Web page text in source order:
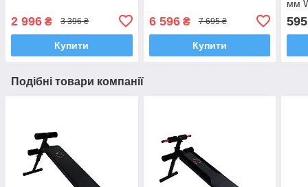
2 996 ₴ 3 396 ₴
Купити
6 596₴ 7 695 ₴
Купити
мм
595
Подібні товари компанії